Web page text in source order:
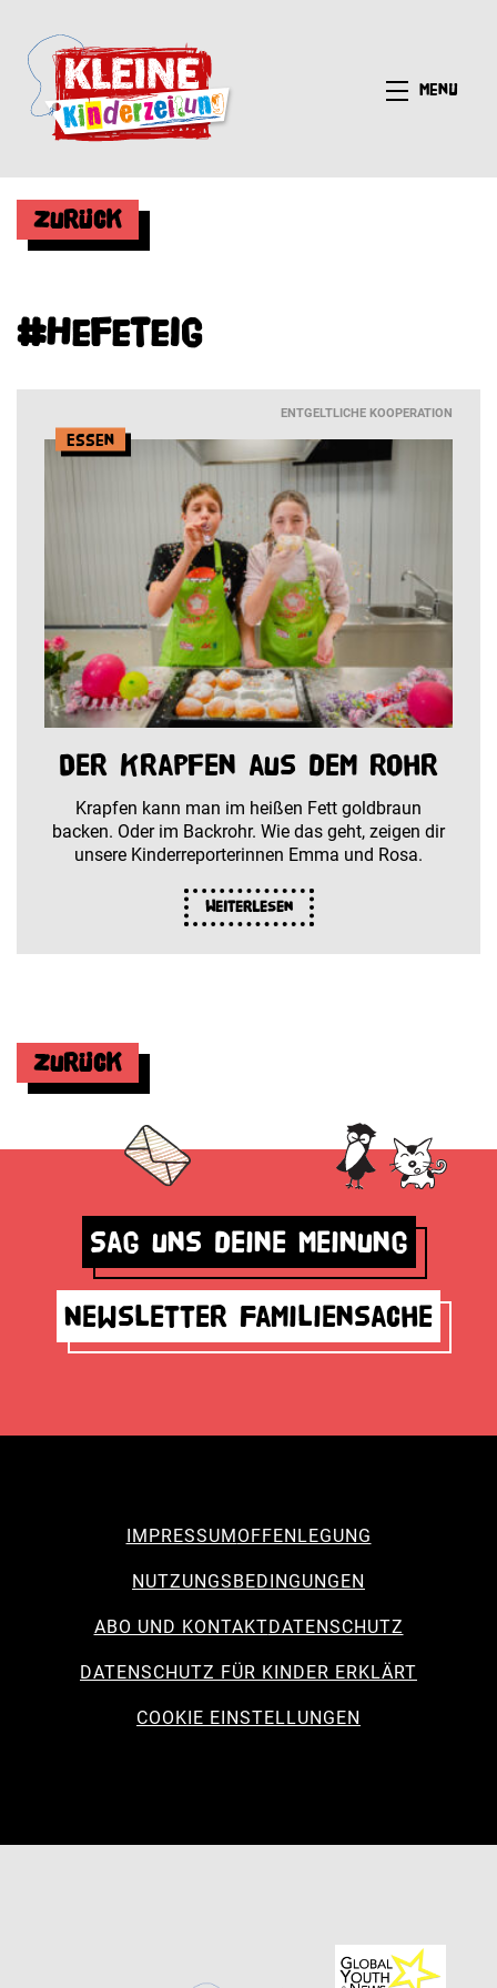
Menü
Zurück
#Hefeteig
ENTGELTLICHE KOOPERATION
Essen
Der Krapfen aus dem Rohr
Krapfen kann man im heißen Fett goldbraun
backen. Oder im Backrohr. Wie das geht, zeigen dir
unsere Kinderreporterinnen Emma und Rosa.
Weiterlesen
Zurück
Sag uns deine Meinung
Newsletter Familiensache
IMPRESSUMOFFENLEGUNG
NUTZUNGSBEDINGUNGEN
ABO UND KONTAKTDATENSCHUTZ
DATENSCHUTZ FÜR KINDER ERKLÄRT
COOKIE EINSTELLUNGEN